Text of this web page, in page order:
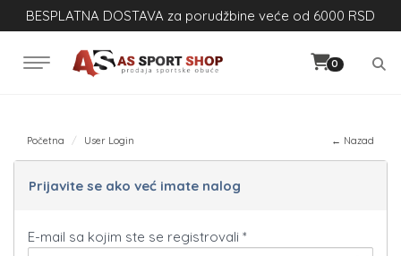
BESPLATNA DOSTAVA za porudžbine veće od 6000 RSD
0
Početna User Login ← Nazad
Prijavite se ako već imate nalog
E-mail sa kojim ste se registrovali *